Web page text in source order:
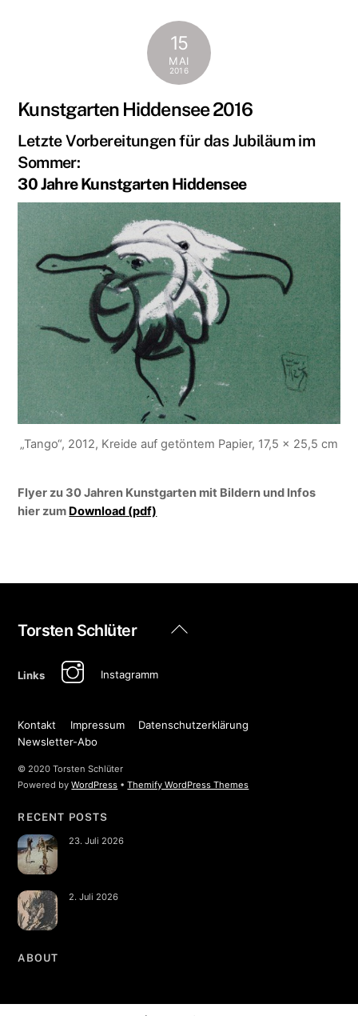
15
MAI
2016
Kunstgarten Hiddensee 2016
Letzte Vorbereitungen für das Jubiläum im
Sommer:
30 Jahre Kunstgarten Hiddensee
„Tango“, 2012, Kreide auf getöntem Papier, 17,5 x 25,5 cm
Flyer zu 30 Jahren Kunstgarten mit Bildern und Infos
hier zum Download (pdf)
Back
Torsten Schlüter
Links Instagramm
Kontakt Impressum
Datenschutzerklärung
Newsletter-Abo
© 2020 Torsten Schlüter
Powered byWordPress •Themify WordPress Themes
RECENT POSTS
23. Juli 2026
2. Juli 2026
ABOUT